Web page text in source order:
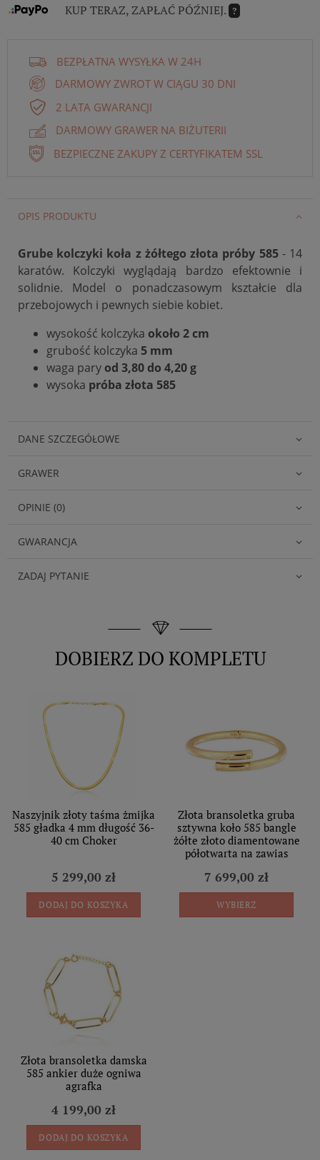
KUP TERAZ, ZAPŁAĆ PÓŹNIEJ. ?
BEZPŁATNA WYSYŁKA W 24H
DARMOWY ZWROT W CIĄGU 30 DNI
2 LATA GWARANCJI
DARMOWY GRAWER NA BIŻUTERII
BEZPIECZNE ZAKUPY Z CERTYFIKATEM SSL
OPIS PRODUKTU
Grube kolczyki koła z żółtego złota próby 585- 14
karatów. Kolczyki wyglądają bardzo efektownie i
solidnie. Model o ponadczasowym kształcie dla
przebojowych i pewnych siebie kobiet.
wysokość kolczyka około 2 cm
grubość kolczyka 5 mm
waga paryod 3,80 do 4,20 g
wysoka próba złota 585
DANE SZCZEGÓŁOWE
GRAWER
OPINIE (0)
GWARANCJA
ZADAJ PYTANIE
DOBIERZ DO KOMPLETU
Naszyjnik złoty taśma żmijka
585 gładka 4 mm długość 36-
40 cm Choker
5 299,00 zł
DODAJ DO KOSZYKA
Złota bransoletka gruba
sztywna koło 585 bangle
żółte złoto diamentowane
półotwarta na zawias
7 699,00 zł
WYBIERZ
Złota bransoletka damska
585 ankier duże ogniwa
agrafka
4 199,00 zł
DODAJ DO KOSZYKA